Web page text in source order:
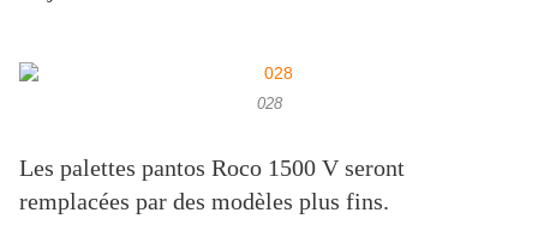
028
Les palettes pantos Roco 1500 V seront
remplacées par des modèles plus fins.